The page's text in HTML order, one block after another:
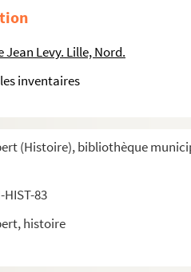
Jean Levy. Lille, Nord.
inventaires
(Histoire), bibliothèque
HIST-83
histoire
franciscaines de Mère de Dieu